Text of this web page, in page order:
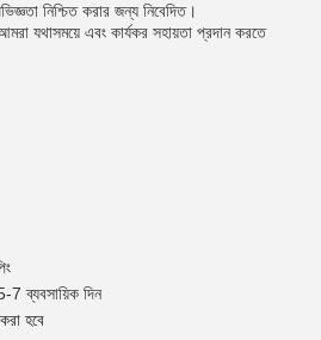
নিশ্চিত করার জন্য নিবেদিত।
যথাসময়ে এবং কার্যকর সহায়তা প্রদান করতে
7 ব্যবসায়িক দিন
হবে